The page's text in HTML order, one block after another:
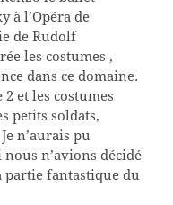
à l’Opéra de
de Rudolf
les costumes ,
dans ce domaine.
et les costumes
petits soldats,
n’aurais pu
n’avions décidé
partie fantastique du